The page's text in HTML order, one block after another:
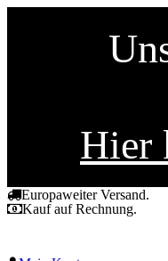
Hier
Europaweiter Versand.
Kauf auf Rechnung.